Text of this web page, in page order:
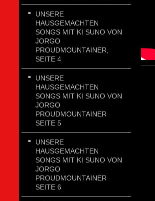
UNSERE
HAUSGEMACHTEN
SONGS MIT KI SUNO VON
JORGO
PROUDMOUNTAINER,
SEITE 4
UNSERE
HAUSGEMACHTEN
SONGS MIT KI SUNO VON
JORGO
PROUDMOUNTAINER
SEITE 5
UNSERE
HAUSGEMACHTEN
SONGS MIT KI SUNO VON
JORGO
PROUDMOUNTAINER
SEITE 6